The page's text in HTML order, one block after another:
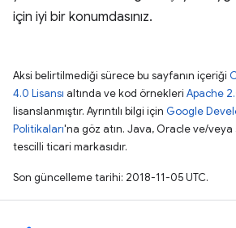
için iyi bir konumdasınız.
Aksi belirtilmediği sürece bu sayfanın içeriği
4.0 Lisansı altında ve kod örnekleri Apache
lisanslanmıştır. Ayrıntılı bilgi için Google
Politikaları'na göz atın. Java, Oracle ve/veya
tescilli ticari markasıdır.
Son güncelleme tarihi: 2018-11-05 UTC.